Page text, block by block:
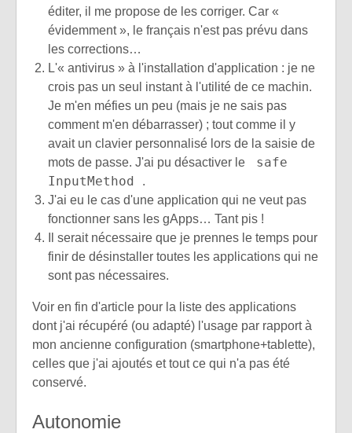
éditer, il me propose de les corriger. Car «
évidemment », le français n'est pas prévu dans
les corrections…
L'« antivirus » à l'installation d'application : je ne
crois pas un seul instant à l'utilité de ce machin.
Je m'en méfies un peu (mais je ne sais pas
comment m'en débarrasser) ; tout comme il y
avait un clavier personnalisé lors de la saisie de
mots de passe. J'ai pu désactiver le
safe
InputMethod
.
J'ai eu le cas d'une application qui ne veut pas
fonctionner sans les gApps… Tant pis !
Il serait nécessaire que je prennes le temps pour
finir de désinstaller toutes les applications qui ne
sont pas nécessaires.
Voir en fin d'article pour la liste des applications
dont j'ai récupéré (ou adapté) l'usage par rapport à
mon ancienne configuration (smartphone+tablette),
celles que j'ai ajoutés et tout ce qui n'a pas été
conservé.
Autonomie